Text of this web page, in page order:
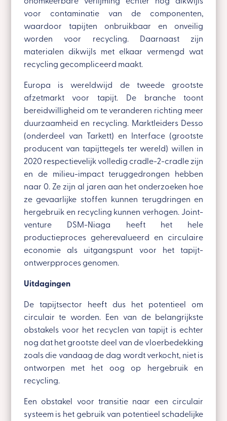
onomkeerbare verlijming echter nog dikwijls
voor contaminatie van de componenten,
waardoor tapijten onbruikbaar en onveilig
worden voor recycling. Daarnaast zijn
materialen dikwijls met elkaar vermengd wat
recycling gecompliceerd maakt.
Europa is wereldwijd de tweede grootste
afzetmarkt voor tapijt. De branche toont
bereidwilligheid om te veranderen richting meer
duurzaamheid en recycling. Marktleiders Desso
(onderdeel van Tarkett) en Interface (grootste
producent van tapijttegels ter wereld) willen in
2020 respectievelijk volledig cradle-2-cradle zijn
en de milieu-impact teruggedrongen hebben
naar 0. Ze zijn al jaren aan het onderzoeken hoe
ze gevaarlijke stoffen kunnen terugdringen en
hergebruik en recycling kunnen verhogen. Joint-
venture DSM-Niaga heeft het hele
productieproces geherevalueerd en circulaire
economie als uitgangspunt voor het tapijt-
ontwerpproces genomen.
Uitdagingen
De tapijtsector heeft dus het potentieel om
circulair te worden. Een van de belangrijkste
obstakels voor het recyclen van tapijt is echter
nog dat het grootste deel van de vloerbedekking
zoals die vandaag de dag wordt verkocht, niet is
ontworpen met het oog op hergebruik en
recycling.
Een obstakel voor transitie naar een circulair
systeem is het gebruik van potentieel schadelijke